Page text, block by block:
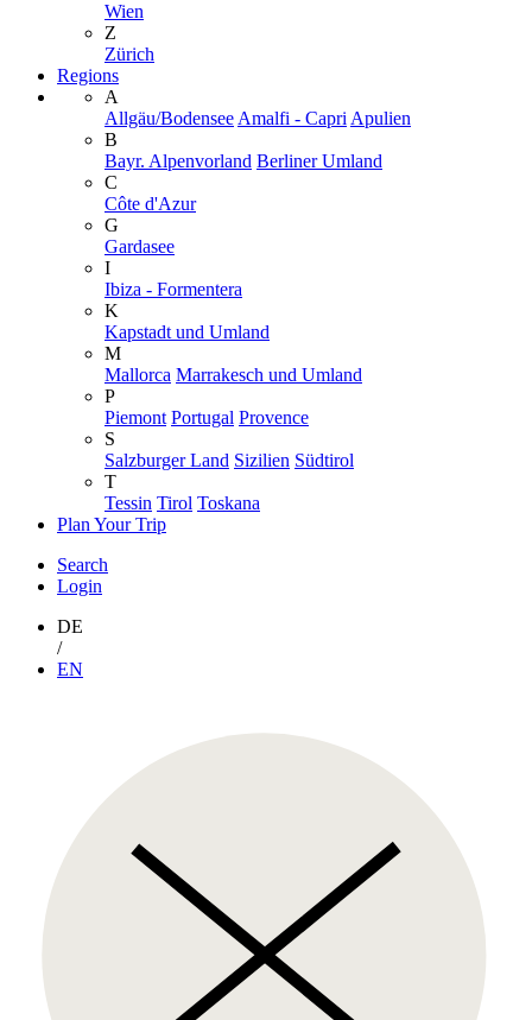
Wien
Z
Zürich
Regions
A
Allgäu/Bodensee Amalfi - Capri Apulien
B
Bayr. Alpenvorland Berliner Umland
C
Côte d'Azur
G
Gardasee
I
Ibiza - Formentera
K
Kapstadt und Umland
M
Mallorca Marrakesch und Umland
P
Piemont Portugal Provence
S
Salzburger Land Sizilien Südtirol
T
Tessin Tirol Toskana
Plan Your Trip
Search
Login
DE
/
EN